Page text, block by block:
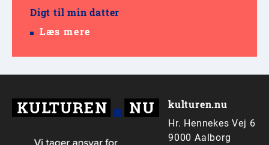
Digt til min datter
Læs mere
kulturen.nu
Hr. Hennekes Vej 6
9000 Aalborg